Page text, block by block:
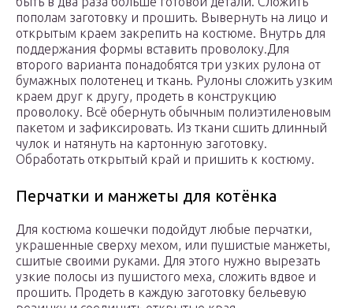
пополам заготовку и прошить. Вывернуть на лицо и
открытым краем закрепить на костюме. Внутрь для
поддержания формы вставить проволоку.Для
второго варианта понадобятся три узких рулона от
бумажных полотенец и ткань. Рулоны сложить узким
краем друг к другу, продеть в конструкцию
проволоку. Всё обернуть обычным полиэтиленовым
пакетом и зафиксировать. Из ткани сшить длинный
чулок и натянуть на картонную заготовку.
Обработать открытый край и пришить к костюму.
Перчатки и манжеты для котёнка
Для костюма кошечки подойдут любые перчатки,
украшенные сверху мехом, или пушистые манжеты,
сшитые своими руками. Для этого нужно вырезать
узкие полосы из пушистого меха, сложить вдвое и
прошить. Продеть в каждую заготовку бельевую